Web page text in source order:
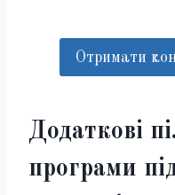
Отримати
Додаткові
програми